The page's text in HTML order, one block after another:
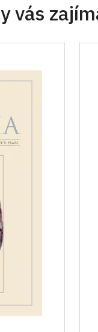
vás